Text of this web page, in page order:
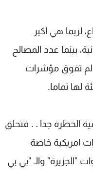
لربما هي اكبر
بينما عدد المصالح
لم تفوق مؤشرات
لها تماما.
الخطرة جدا ـ . فتحلق
امريكية خاصة
"الجزيرة" والـ "بي بي